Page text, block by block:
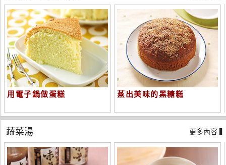
用電子鍋做蛋糕 蒸出美味的黑糖糕
蔬菜湯 更多內容 ▍